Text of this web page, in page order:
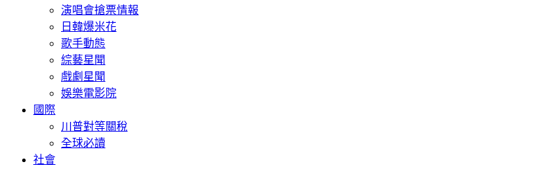
演唱會搶票情報
日韓爆米花
歌手動態
綜藝星聞
戲劇星聞
娛樂電影院
國際
川普對等關稅
全球必讀
社會